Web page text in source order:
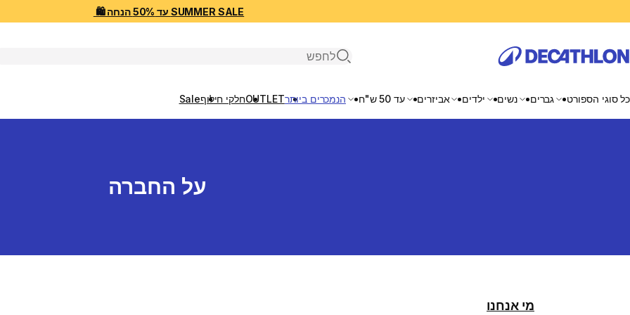
SUMMER SALE עד 50% הנחה 🛍️
פתיחת חיפוש
כל סוגי הספורט גברים נשים ילדים אביזרים עד 50 ש"ח הנמכרים ביותרOUTLETחלקי חילוףSale
על החברה
מי אנחנו